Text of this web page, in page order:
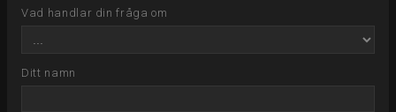
Vad handlar din fråga om
Ditt namn